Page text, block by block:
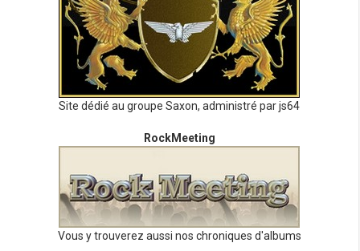
Site dédié au groupe Saxon, administré par js64
RockMeeting
Vous y trouverez aussi nos chroniques d'albums